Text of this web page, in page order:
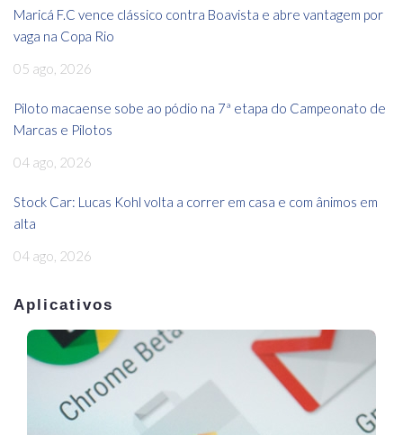
Maricá F.C vence clássico contra Boavista e abre vantagem por
vaga na Copa Rio
05 ago, 2026
Piloto macaense sobe ao pódio na 7ª etapa do Campeonato de
Marcas e Pilotos
04 ago, 2026
Stock Car: Lucas Kohl volta a correr em casa e com ânimos em
alta
04 ago, 2026
Aplicativos